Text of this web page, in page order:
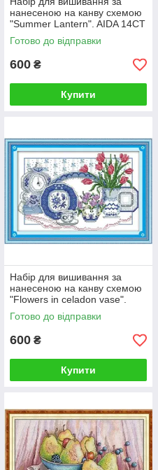
нанесеною на канву схемою
"Summer Lantern". AIDA 14CT
printed 21*30 см
Готово до відправки
600 ₴
Купити
Набір для вишивання за
нанесеною на канву схемою
"Flowers in celadon vase".
AIDA 14CT printed 37*27 см
Готово до відправки
600 ₴
Купити